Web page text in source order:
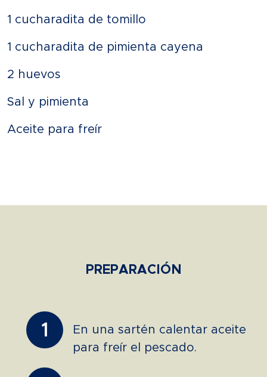
1 cucharadita de tomillo
1 cucharadita de pimienta cayena
2 huevos
Sal y pimienta
Aceite para freír
PREPARACIÓN
1
En una sartén calentar aceite
para freír el pescado.